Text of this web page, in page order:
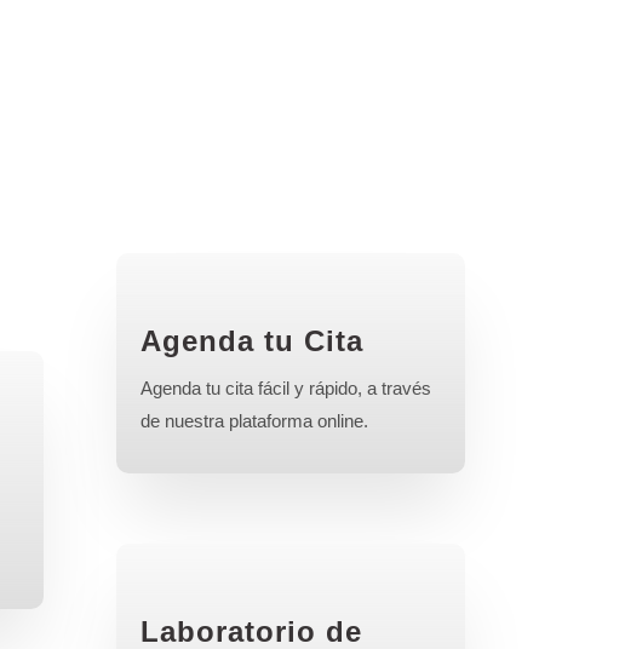
Agenda tu Cita
Agenda tu cita fácil y rápido, a través
de nuestra plataforma online.
Laboratorio de